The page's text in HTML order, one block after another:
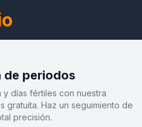
de periodos
y días fértiles con nuestra
gratuita. Haz un seguimiento de
precisión.